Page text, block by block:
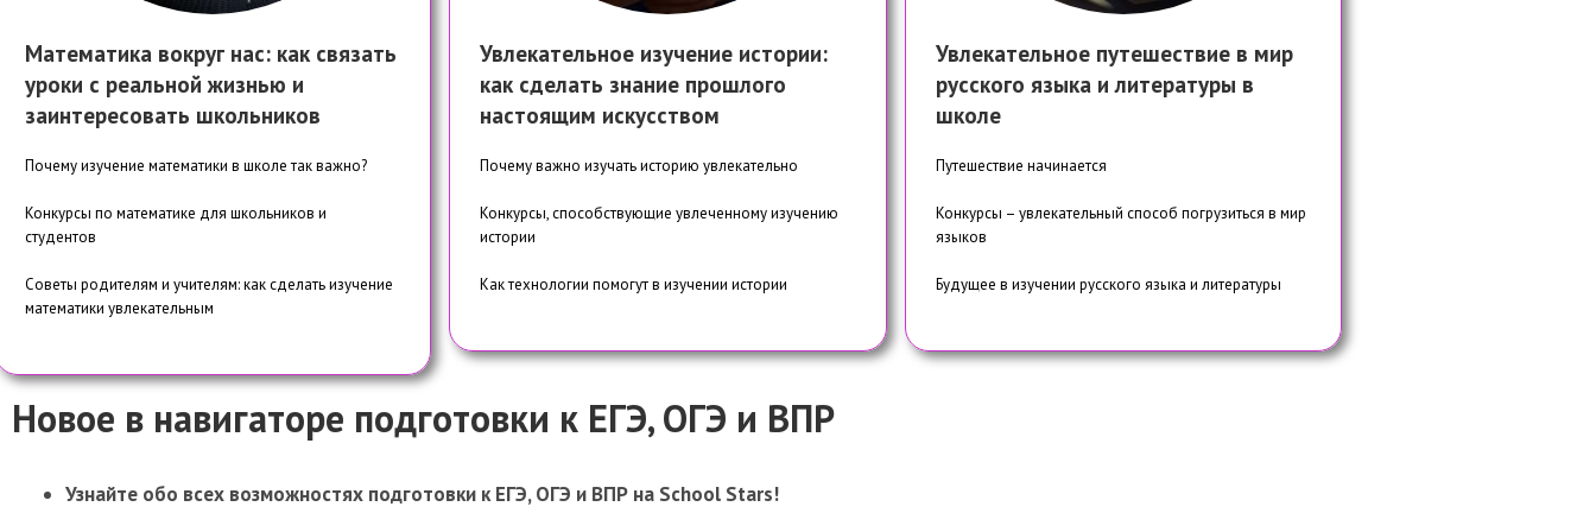
Математика вокруг нас: как связать
уроки с реальной жизнью и
заинтересовать школьников
Почему изучение математики в школе так важно?
Конкурсы по математике для школьников и
студентов
Советы родителям и учителям: как сделать изучение
математики увлекательным
Увлекательное изучение истории:
как сделать знание прошлого
настоящим искусством
Почему важно изучать историю увлекательно
Конкурсы, способствующие увлеченному изучению
истории
Как технологии помогут в изучении истории
Увлекательное путешествие в мир
русского языка и литературы в
школе
Путешествие начинается
Конкурсы – увлекательный способ погрузиться в мир
языков
Будущее в изучении русского языка и литературы
Новое в навигаторе подготовки к ЕГЭ, ОГЭ и ВПР
Узнайте обо всех возможностях подготовки к ЕГЭ, ОГЭ и ВПР на School Stars!